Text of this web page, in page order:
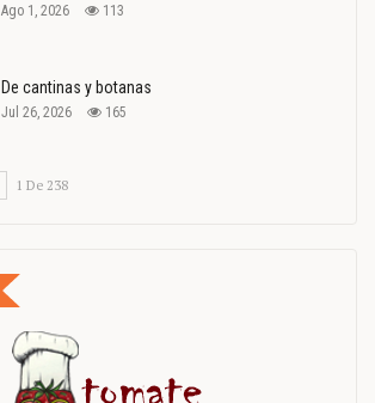
Ago 1, 2026 113
De cantinas y botanas
Jul 26, 2026 165
1 De 238